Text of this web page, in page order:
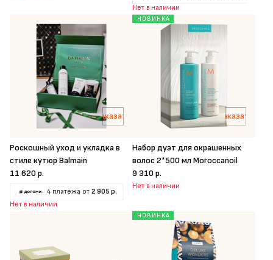
Нет в наличии
Заказать
Роскошный уход и укладка в
стиле кутюр Balmain
11 620 р.
4 платежа от 2 905 р.
Нет в наличии
НОВИНКА
Заказать
Набор дуэт для окрашенных
волос 2*500 мл Moroccanoil
9 310 р.
Нет в наличии
НОВИНКА